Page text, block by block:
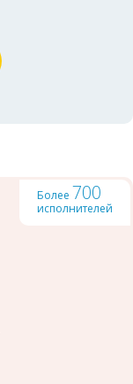
Более 700
исполнителей